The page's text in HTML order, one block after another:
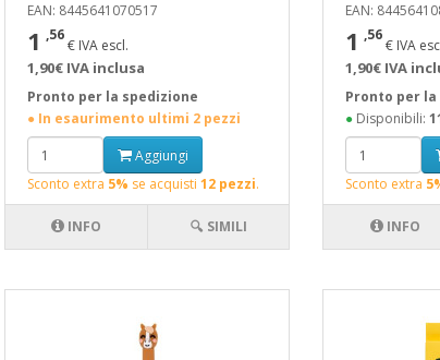
EAN: 8445641070517
1 ,56
€ IVA escl.
1,90€ IVA inclusa
Pronto per la spedizione
● In esaurimento ultimi 2 pezzi
Aggiungi
Sconto extra 5% se acquisti 12 pezzi.
INFO 🔍 SIMILI
EAN:
1 ,56
€ IVA
1,90€ IVA
Pronto per
● Disponibili:
Sconto extra
INFO